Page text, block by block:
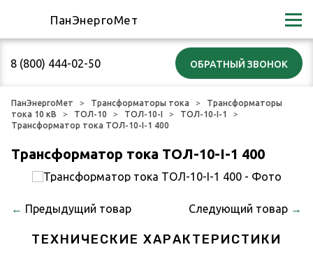
8 (800) 444-02-50
ПанЭнергоМет
ПанЭнергоМет Трансформаторы тока
Трансформаторы
тока 10 кВ
ТОЛ-10 ТОЛ-10-I
ТОЛ-10-I-1
Трансформатор тока ТОЛ-10-I-1 400
Трансформатор тока ТОЛ-10-I-1 400
← Предыдущий товар Следующий товар →
ТЕХНИЧЕСКИЕ ХАРАКТЕРИСТИКИ